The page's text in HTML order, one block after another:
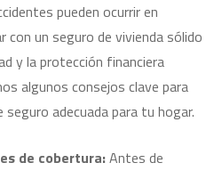
pueden ocurrir en
un seguro de vivienda sólido
y la protección financiera
algunos consejos clave para
adecuada para tu hogar.
de cobertura:Antes de